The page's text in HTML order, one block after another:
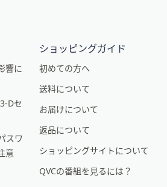
響に
Dセ
スワ
意
ショッピングガイド
初めての方へ
送料について
お届けについて
返品について
ショッピングサイトについて
QVCの番組を見るには？